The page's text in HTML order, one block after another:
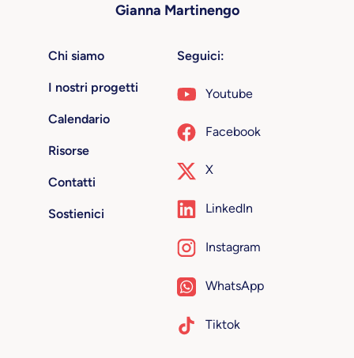
Gianna Martinengo
Chi siamo
I nostri progetti
Calendario
Risorse
Contatti
Sostienici
Seguici:
Youtube
Facebook
X
LinkedIn
Instagram
WhatsApp
Tiktok